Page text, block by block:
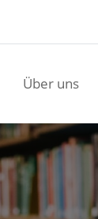
Über uns